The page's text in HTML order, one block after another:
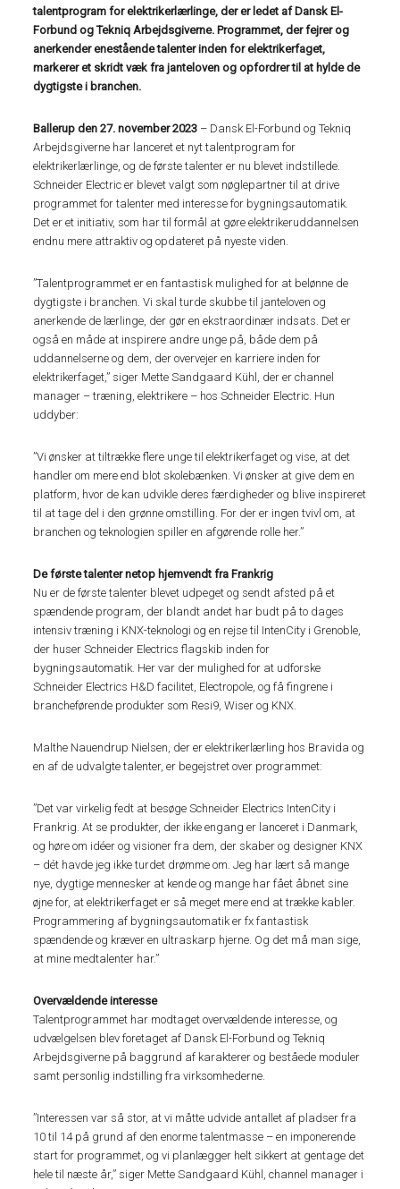
talentprogram for elektrikerlærlinge, der er ledet af Dansk El-
Forbund og Tekniq Arbejdsgiverne. Programmet, der fejrer og
anerkender enestående talenter inden for elektrikerfaget,
markerer et skridt væk fra janteloven og opfordrer til at hylde de
dygtigste i branchen.
Ballerup den 27. november 2023 – Dansk El-Forbund og Tekniq
Arbejdsgiverne har lanceret et nyt talentprogram for
elektrikerlærlinge, og de første talenter er nu blevet indstillede.
Schneider Electric er blevet valgt som nøglepartner til at drive
programmet for talenter med interesse for bygningsautomatik.
Det er et initiativ, som har til formål at gøre elektrikeruddannelsen
endnu mere attraktiv og opdateret på nyeste viden.
”Talentprogrammet er en fantastisk mulighed for at belønne de
dygtigste i branchen. Vi skal turde skubbe til janteloven og
anerkende de lærlinge, der gør en ekstraordinær indsats. Det er
også en måde at inspirere andre unge på, både dem på
uddannelserne og dem, der overvejer en karriere inden for
elektrikerfaget,” siger Mette Sandgaard Kühl, der er channel
manager – træning, elektrikere – hos Schneider Electric. Hun
uddyber:
”Vi ønsker at tiltrække flere unge til elektrikerfaget og vise, at det
handler om mere end blot skolebænken. Vi ønsker at give dem en
platform, hvor de kan udvikle deres færdigheder og blive inspireret
til at tage del i den grønne omstilling. For der er ingen tvivl om, at
branchen og teknologien spiller en afgørende rolle her.”
De første talenter netop hjemvendt fra Frankrig
Nu er de første talenter blevet udpeget og sendt afsted på et
spændende program, der blandt andet har budt på to dages
intensiv træning i KNX-teknologi og en rejse til IntenCity i Grenoble,
der huser Schneider Electrics flagskib inden for
bygningsautomatik. Her var der mulighed for at udforske
Schneider Electrics H&D facilitet, Electropole, og få fingrene i
brancheførende produkter som Resi9, Wiser og KNX.
Malthe Nauendrup Nielsen, der er elektrikerlærling hos Bravida og
en af de udvalgte talenter, er begejstret over programmet:
”Det var virkelig fedt at besøge Schneider Electrics IntenCity i
Frankrig. At se produkter, der ikke engang er lanceret i Danmark,
og høre om idéer og visioner fra dem, der skaber og designer KNX
– dét havde jeg ikke turdet drømme om. Jeg har lært så mange
nye, dygtige mennesker at kende og mange har fået åbnet sine
øjne for, at elektrikerfaget er så meget mere end at trække kabler.
Programmering af bygningsautomatik er fx fantastisk
spændende og kræver en ultraskarp hjerne. Og det må man sige,
at mine medtalenter har.”
Overvældende interesse
Talentprogrammet har modtaget overvældende interesse, og
udvælgelsen blev foretaget af Dansk El-Forbund og Tekniq
Arbejdsgiverne på baggrund af karakterer og beståede moduler
samt personlig indstilling fra virksomhederne.
”Interessen var så stor, at vi måtte udvide antallet af pladser fra
10 til 14 på grund af den enorme talentmasse – en imponerende
start for programmet, og vi planlægger helt sikkert at gentage det
hele til næste år,” siger Mette Sandgaard Kühl, channel manager i